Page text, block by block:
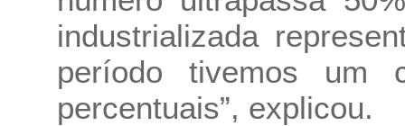
industrializada
período tivemos um
percentuais”, explicou.